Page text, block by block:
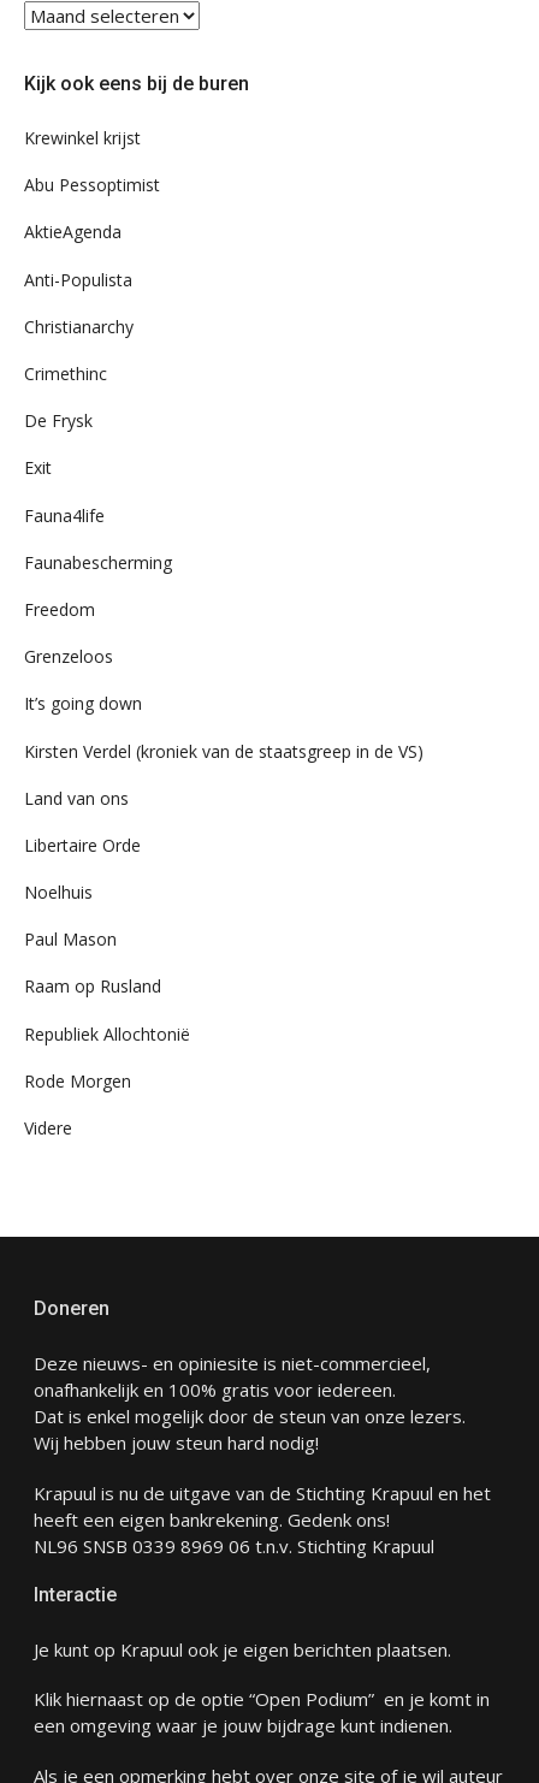
Blader
eens
ons
Kijk ook eens bij de buren
Krewinkel krijst
Abu Pessoptimist
AktieAgenda
Anti-Populista
Christianarchy
Crimethinc
De Frysk
Exit
Fauna4life
Faunabescherming
Freedom
Grenzeloos
It’s going down
Kirsten Verdel (kroniek van de staatsgreep in de VS)
Land van ons
Libertaire Orde
Noelhuis
Paul Mason
Raam op Rusland
Republiek Allochtonië
Rode Morgen
Videre
Doneren
Deze nieuws- en opiniesite is niet-commercieel,
onafhankelijk en 100% gratis voor iedereen.
Dat is enkel mogelijk door de steun van onze lezers.
Wij hebben jouw steun hard nodig!
Krapuul is nu de uitgave van de Stichting Krapuul en het
heeft een eigen bankrekening. Gedenk ons!
NL96 SNSB 0339 8969 06 t.n.v. Stichting Krapuul
Interactie
Je kunt op Krapuul ook je eigen berichten plaatsen.
Klik hiernaast op de optie “Open Podium” en je komt in
een omgeving waar je jouw bijdrage kunt indienen.
Als je een opmerking hebt over onze site of je wil auteur